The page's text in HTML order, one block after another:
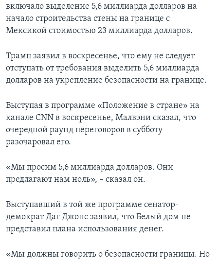
включало выделение 5,6 миллиарда долларов на
начало строительства стены на границе с
Мексикой стоимостью 23 миллиарда долларов.
Трамп заявил в воскресенье, что ему не следует
отступать от требования выделить 5,6 миллиарда
долларов на укрепление безопасности на границе.
Выступая в программе «Положение в стране» на
канале CNN в воскресенье, Малвэни сказал, что
очередной раунд переговоров в субботу
разочаровал его.
«Мы просим 5,6 миллиарда долларов. Они
предлагают нам ноль», – сказал он.
Выступавший в той же программе сенатор-
демократ Даг Джонс заявил, что Белый дом не
представил плана использования денег.
«Мы должны говорить о безопасности границы. Но